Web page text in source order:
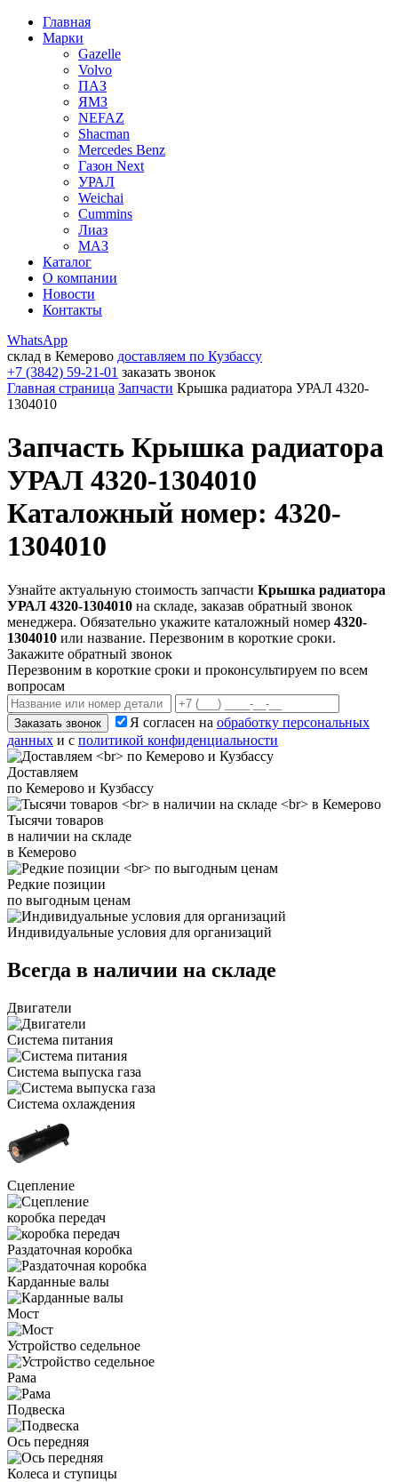
Главная
Марки
Gazelle
Volvo
ПАЗ
ЯМЗ
NEFAZ
Shacman
Mercedes Benz
Газон Next
УРАЛ
Weichai
Cummins
Лиаз
МАЗ
Каталог
О компании
Новости
Контакты
WhatsApp
склад в Кемерово доставляем по Кузбассу
+7 (3842) 59-21-01 заказать звонок
Главная страница Запчасти Крышка радиатора УРАЛ 4320-
1304010
Запчасть Крышка радиатора
УРАЛ 4320-1304010
Каталожный номер: 4320-
1304010
Узнайте актуальную стоимость запчасти Крышка радиатора
УРАЛ 4320-1304010 на складе, заказав обратный звонок
менеджера. Обязательно укажите каталожный номер 4320-
1304010 или название. Перезвоним в короткие сроки.
Закажите обратный звонок
Перезвоним в короткие сроки и проконсультируем по всем
вопросам
Заказать звонок Я согласен на обработку персональных
данных и с политикой конфиденциальности
Доставляем
по Кемерово и Кузбассу
Тысячи товаров
в наличии на складе
в Кемерово
Редкие позиции
по выгодным ценам
Индивидуальные условия для организаций
Всегда в наличии на складе
Двигатели
Система питания
Система выпуска газа
Система охлаждения
Сцепление
коробка передач
Раздаточная коробка
Карданные валы
Мост
Устройство седельное
Рама
Подвеска
Ось передняя
Колеса и ступицы